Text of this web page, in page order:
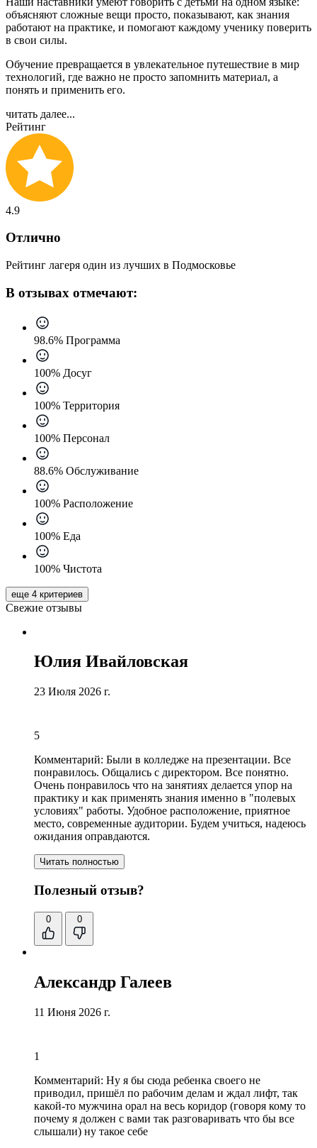
объясняют сложные вещи просто, показывают, как знания
работают на практике, и помогают каждому ученику поверить
в свои силы.
Обучение превращается в увлекательное путешествие в мир
технологий, где важно не просто запомнить материал, а
понять и применить его.
читать далее...
Рейтинг
4.9
Отлично
Рейтинг лагеря один из лучших в Подмосковье
В отзывах отмечают:
98.6% Программа
100% Досуг
100% Территория
100% Персонал
88.6% Обслуживание
100% Расположение
100% Еда
100% Чистота
еще 4 критериев
Свежие отзывы
Юлия Ивайловская
23 Июля 2026 г.
5
Комментарий: Были в колледже на презентации. Все
понравилось. Общались с директором. Все понятно.
Очень понравилось что на занятиях делается упор на
практику и как применять знания именно в "полевых
условиях" работы. Удобное расположение, приятное
место, современные аудитории. Будем учиться, надеюсь
ожидания оправдаются.
Читать полностью
Полезный отзыв?
0 0
Александр Галеев
11 Июня 2026 г.
1
Комментарий: Ну я бы сюда ребенка своего не
приводил, пришёл по рабочим делам и ждал лифт, так
какой-то мужчина орал на весь коридор (говоря кому то
почему я должен с вами так разговаривать что бы все
слышали) ну такое себе